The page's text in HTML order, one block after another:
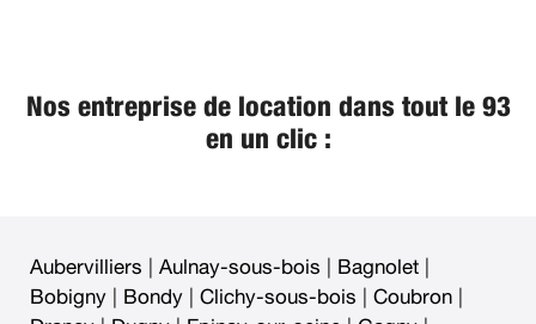
Nos entreprise de location dans tout le 93
en un clic :
Aubervilliers Aulnay-sous-bois Bagnolet
Bobigny
Bondy Clichy-sous-bois Coubron